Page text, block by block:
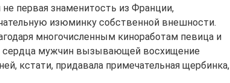
первая знаменитость из Франции,
изюминку собственной внешности.
многочисленным киноработам певица и
сердца мужчин вызывающей восхищение
кстати, придавала примечательная щербинка,